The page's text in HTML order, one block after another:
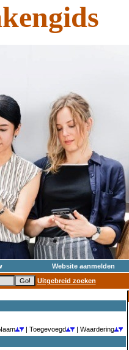
Website aanmelden
Uitgebreid zoeken
| Toegevoegd
| Waardering